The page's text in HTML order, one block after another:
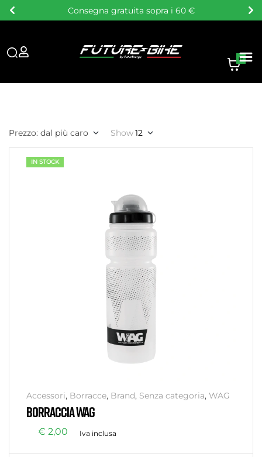
Consulenza personalizzata
0
Prezzo: dal più caro Show12
IN STOCK
Accessori, Borracce, Brand, Senza categoria, WAG
BORRACCIA WAG
€ 2,00 Iva inclusa